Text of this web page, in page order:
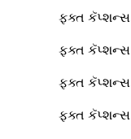
ફક્ત કૅપ્શન્સ
ફક્ત કૅપ્શન્સ
ફક્ત કૅપ્શન્સ
ફક્ત કૅપ્શન્સ